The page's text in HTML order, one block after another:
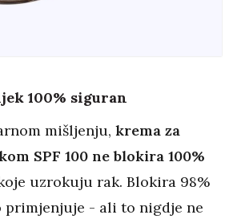
100% siguran
mišljenju, krema za
SPF 100 ne blokira 100%
uzrokuju rak. Blokira 98%
primjenjuje - ali to nigdje ne